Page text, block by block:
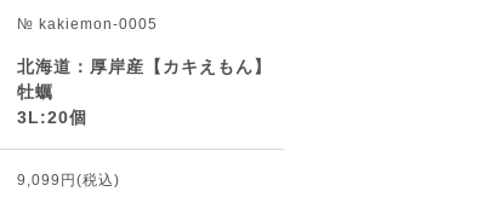
№ kakiemon-0005
北海道：厚岸産【カキえもん】
牡蠣
3L:20個
9,099円(税込)